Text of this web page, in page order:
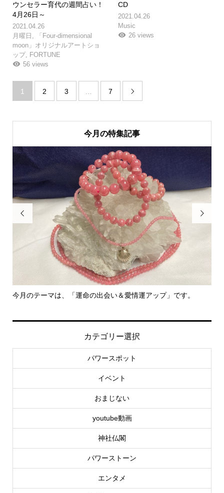
ウンセラー育代の週間占い！
4月26日～
2021.04.26
月曜日 ,
「Four-dimensional
moon」オリジナルアートショ
ップ, FORTUNE
56 views
CD
2021.04.26
Music
26 views
1 2 3 … 7 
今月の特集記事

今月のテーマは、「運命の出会い＆愛情運アップ」です。

カテゴリー選択
パワースポット
イベント
おまじない
youtube動画
神社仏閣
パワーストーン
エンタメ